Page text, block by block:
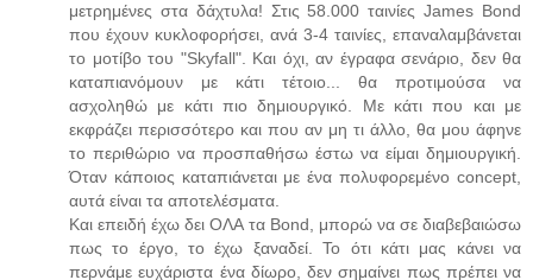
μετρημένες στα δάχτυλα! Στις 58.000 ταινίες James Bond
που έχουν κυκλοφορήσει, ανά 3-4 ταινίες, επαναλαμβάνεται
το μοτίβο του "Skyfall". Και όχι, αν έγραφα σενάριο, δεν θα
καταπιανόμουν με κάτι τέτοιο... θα προτιμούσα να
ασχοληθώ με κάτι πιο δημιουργικό. Με κάτι που και με
εκφράζει περισσότερο και που αν μη τι άλλο, θα μου άφηνε
το περιθώριο να προσπαθήσω έστω να είμαι δημιουργική.
Όταν κάποιος καταπιάνεται με ένα πολυφορεμένο concept,
αυτά είναι τα αποτελέσματα.
Και επειδή έχω δει ΟΛΑ τα Bond, μπορώ να σε διαβεβαιώσω
πως το έργο, το έχω ξαναδεί. Το ότι κάτι μας κάνει να
περνάμε ευχάριστα ένα δίωρο, δεν σημαίνει πως πρέπει να